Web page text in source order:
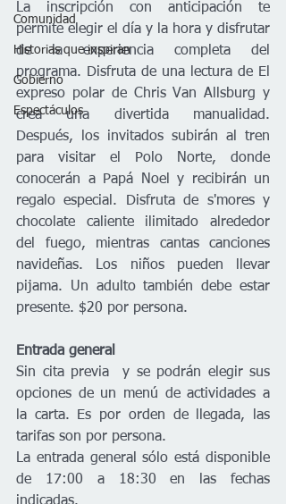
Comunidad
Historias que inspiran
Gobierno
Espectáculos
La inscripción con anticipación te
permite elegir el día y la hora y disfrutar
de la experiencia completa del
programa. Disfruta de una lectura de El
expreso polar de Chris Van Allsburg y
crea una divertida manualidad.
Después, los invitados subirán al tren
para visitar el Polo Norte, donde
conocerán a Papá Noel y recibirán un
regalo especial. Disfruta de s'mores y
chocolate caliente ilimitado alrededor
del fuego, mientras cantas canciones
navideñas. Los niños pueden llevar
pijama. Un adulto también debe estar
presente. $20 por persona.
Entrada general
Sin cita previa  y se podrán elegir sus
opciones de un menú de actividades a
la carta. Es por orden de llegada, las
tarifas son por persona.
La entrada general sólo está disponible
de 17:00 a 18:30 en las fechas